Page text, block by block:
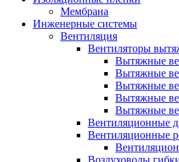
Мембрана
Инженерные системы
Вентиляция
Вентиляторы
Вытяжные
Вытяжные
Вытяжные
Вытяжные
Вытяжные
Вентиляционные
Вентиляционные